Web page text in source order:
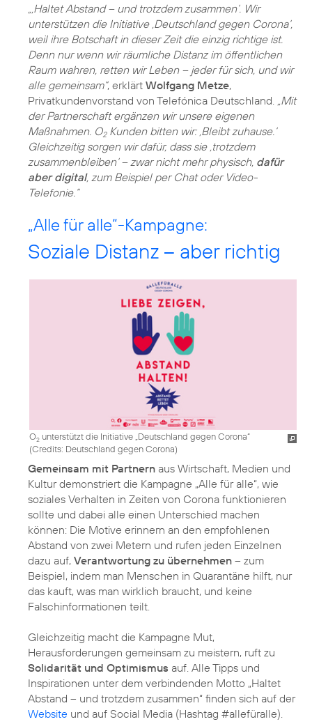
„‚Haltet Abstand – und trotzdem zusammen‘. Wir
unterstützen die Initiative ‚Deutschland gegen Corona‘,
weil ihre Botschaft in dieser Zeit die einzig richtige ist.
Denn nur wenn wir räumliche Distanz im öffentlichen
Raum wahren, retten wir Leben – jeder für sich, und wir
alle gemeinsam“, erklärt Wolfgang Metze,
Privatkundenvorstand von Telefónica Deutschland.
„Mit
der Partnerschaft ergänzen wir unsere eigenen
Maßnahmen. O2Kunden bitten wir: ‚Bleibt zuhause.‘
Gleichzeitig sorgen wir dafür, dass sie ‚trotzdem
zusammenbleiben‘ – zwar nicht mehr physisch, dafür
aber digital, zum Beispiel per Chat oder Video-
Telefonie.“
„Alle für alle“-Kampagne:
Soziale Distanz – aber richtig
O2 unterstützt die Initiative „Deutschland gegen Corona“
(Credits: Deutschland gegen Corona)
Gemeinsam mit Partnern aus Wirtschaft, Medien und
Kultur demonstriert die Kampagne „Alle für alle“, wie
soziales Verhalten in Zeiten von Corona funktionieren
sollte und dabei alle einen Unterschied machen
können: Die Motive erinnern an den empfohlenen
Abstand von zwei Metern und rufen jeden Einzelnen
dazu auf, Verantwortung zu übernehmen – zum
Beispiel, indem man Menschen in Quarantäne hilft, nur
das kauft, was man wirklich braucht, und keine
Falschinformationen teilt.
Gleichzeitig macht die Kampagne Mut,
Herausforderungen gemeinsam zu meistern, ruft zu
Solidarität und Optimismus auf. Alle Tipps und
Inspirationen unter dem verbindenden Motto „Haltet
Abstand – und trotzdem zusammen“ finden sich auf der
Website